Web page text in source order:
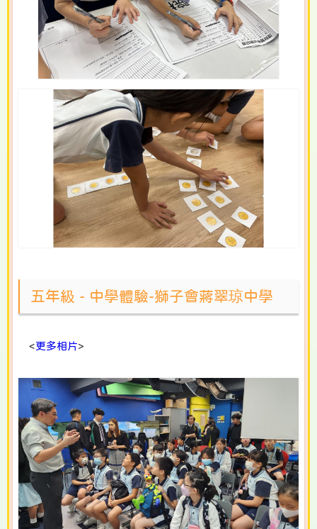
五年級 - 中學體驗-獅子會蔣翠琼中學
<更多相片>